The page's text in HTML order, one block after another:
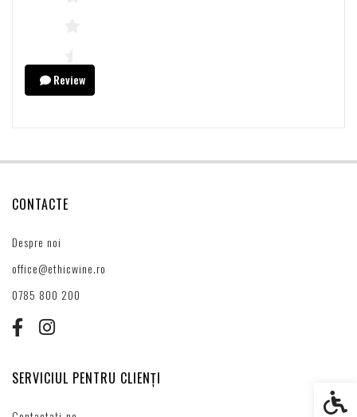
Review
CONTACTE
Despre noi
office@ethicwine.ro
0785 800 200
SERVICIUL PENTRU CLIENȚI
Setări